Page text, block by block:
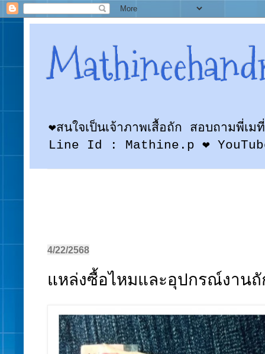
❤สนใจเป็นเจ้าภาพเสื้อถัก สอบถามพี่
Line Id : Mathine.p ❤
4/22/2568
แหล่งซื้อไหมและอุปกรณ์งานถั